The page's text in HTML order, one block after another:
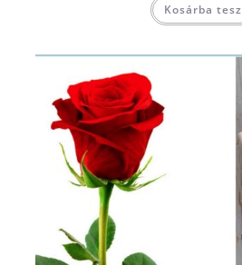
Kosárba tesz